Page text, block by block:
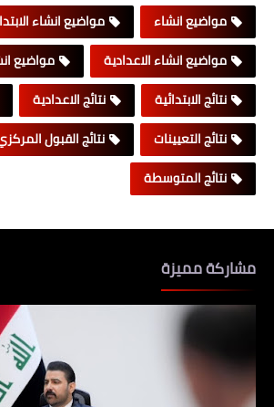
مواضيع انشاء
مواضيع انشاء
مواضيع انشاء الاعدادية
مواضيع
نتائج الابتدائية
نتائج الاعدادية
نتائج التعيينات
نتائج القبول
نتائج المتوسطة
مشاركة مميزة